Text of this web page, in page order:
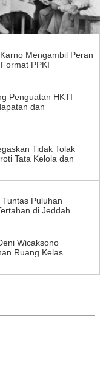
Mengambil Peran
PPKI
Penguatan HKTI
dan
Tidak Tolak
Tata Kelola dan
Puluhan
di Jeddah
Wicaksono
Ruang Kelas